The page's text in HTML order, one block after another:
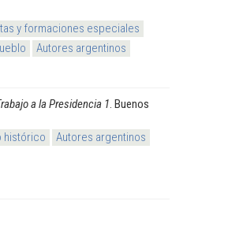
y formaciones especiales
Autores argentinos
a la Presidencia 1 . Buenos
histórico
Autores argentinos